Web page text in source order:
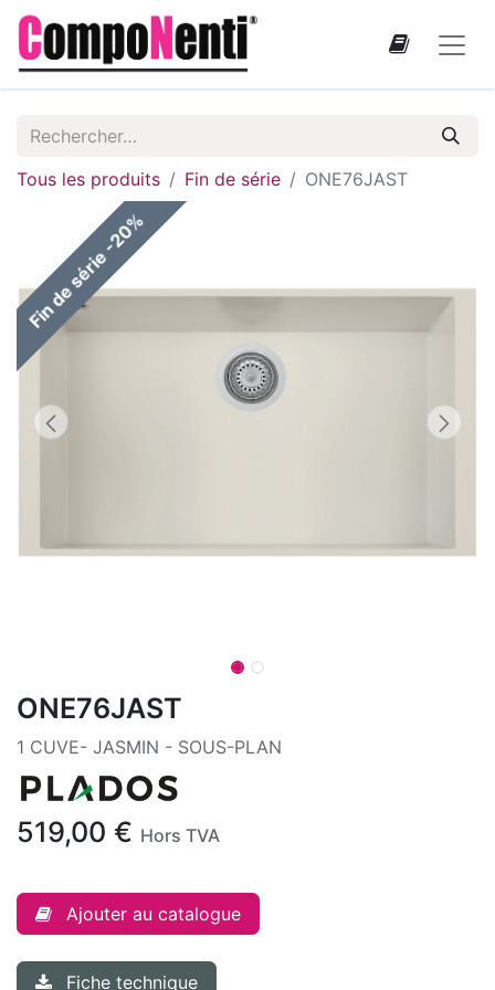
Tous les produits Fin de série ONE76JAST
Fin de série -20%
ONE76JAST
1 CUVE- JASMIN - SOUS-PLAN
519,00 € Hors TVA
Ajouter au catalogue
Fiche technique